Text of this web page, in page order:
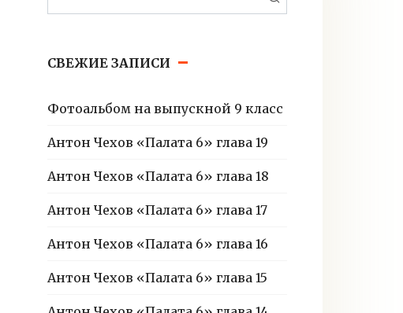
СВЕЖИЕ ЗАПИСИ
Фотоальбом на выпускной 9 класс
Антон Чехов «Палата 6» глава 19
Антон Чехов «Палата 6» глава 18
Антон Чехов «Палата 6» глава 17
Антон Чехов «Палата 6» глава 16
Антон Чехов «Палата 6» глава 15